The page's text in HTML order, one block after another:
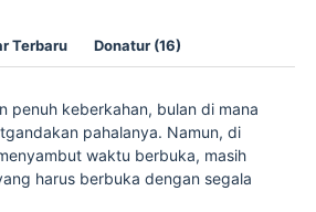
Terbaru Donatur (16)
penuh keberkahan, bulan di mana
pahalanya. Namun, di
waktu berbuka, masih
harus berbuka dengan segala